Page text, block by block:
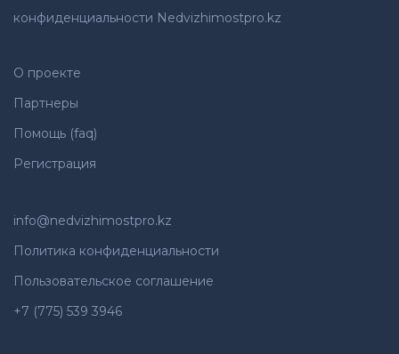
конфиденциальности Nedvizhimostpro.kz
О проекте
Партнеры
Помощь (faq)
Регистрация
info@nedvizhimostpro.kz
Политика конфиденциальности
Пользовательское соглашение
+7 (775) 539 3946